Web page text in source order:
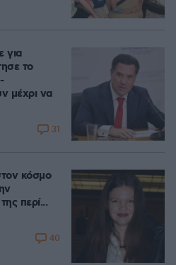
για
το
μέχρι να
31
κόσμο
περί...
40